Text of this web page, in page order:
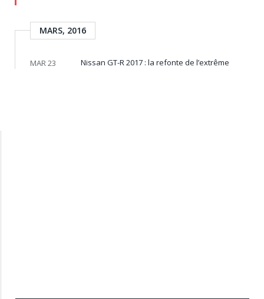
MARS, 2016
MAR 23 Nissan GT-R 2017 : la refonte de l’extrême